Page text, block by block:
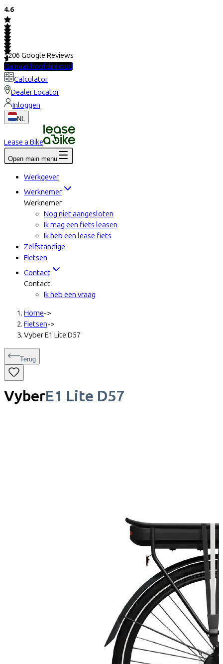
4.6
1206 Google Reviews
Ga naar hoofdinhoud
Calculator
Dealer Locator
Inloggen
NL
Lease a Bike
Open main menu
Werkgever
Werknemer
Werknemer
Nog niet aangesloten
Ik mag een fiets leasen
Ik heb een lease fiets
Zelfstandige
Fietsen
Contact
Contact
Ik heb een vraag
Home->
Fietsen->
Vyber E1 Lite D57
Terug
VyberE1 Lite D57